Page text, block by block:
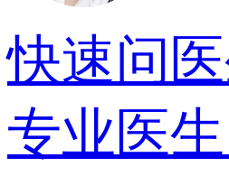
快速问
专业医